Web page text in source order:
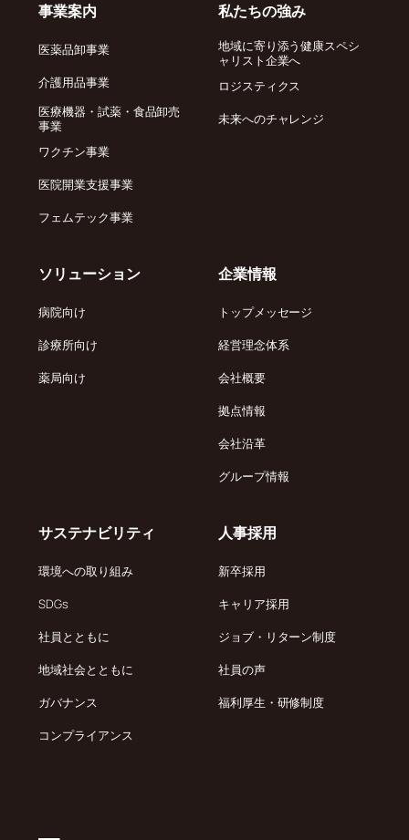
事業案内
医薬品卸事業
介護用品事業
医療機器・試薬・食品卸売
事業
ワクチン事業
医院開業支援事業
フェムテック事業
私たちの強み
地域に寄り添う健康スペシ
ャリスト企業へ
ロジスティクス
未来へのチャレンジ
ソリューション
病院向け
診療所向け
薬局向け
企業情報
トップメッセージ
経営理念体系
会社概要
拠点情報
会社沿革
グループ情報
サステナビリティ
環境への取り組み
SDGs
社員とともに
地域社会とともに
ガバナンス
コンプライアンス
人事採用
新卒採用
キャリア採用
ジョブ・リターン制度
社員の声
福利厚生・研修制度